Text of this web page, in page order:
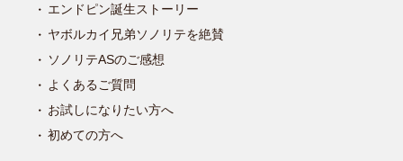
エンドピン誕生ストーリー
ヤボルカイ兄弟ソノリテを絶賛
ソノリテASのご感想
よくあるご質問
お試しになりたい方へ
初めての方へ